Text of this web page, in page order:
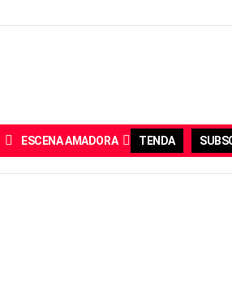
ESCENA AMADORA TENDA